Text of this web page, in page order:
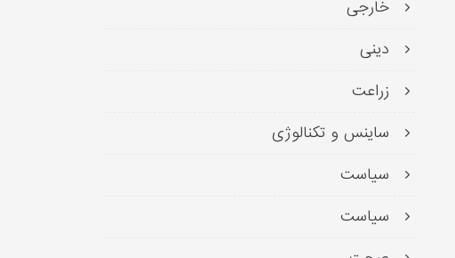
خارجی
دینی
زراعت
ساینس و تکنالوژی
سیاست
سیاست